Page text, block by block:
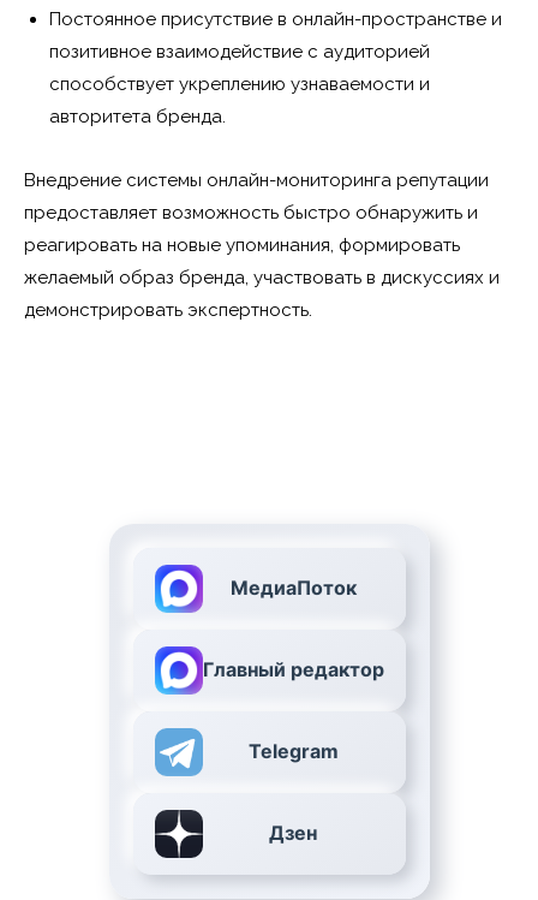
Постоянное присутствие в онлайн-пространстве и
позитивное взаимодействие с аудиторией
способствует укреплению узнаваемости и
авторитета бренда.
Внедрение системы онлайн-мониторинга репутации
предоставляет возможность быстро обнаружить и
реагировать на новые упоминания, формировать
желаемый образ бренда, участвовать в дискуссиях и
демонстрировать экспертность.
МедиаПоток
Главный редактор
Telegram
Дзен